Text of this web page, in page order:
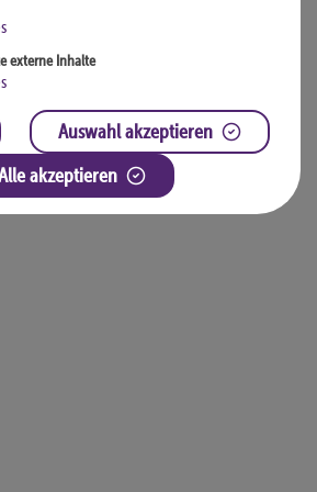
externe Inhalte
Auswahl akzeptieren
akzeptieren